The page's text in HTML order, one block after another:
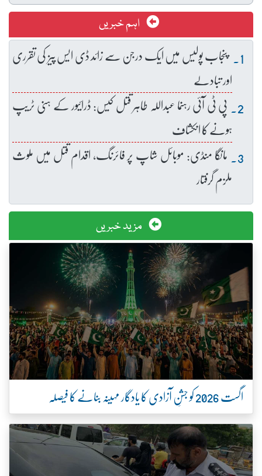
اہم خبریں
پنجاب پولیس میں ایک درجن سے زائد ڈی ایس پیز کی تقرری
اور تبادلے
پی ٹی آئی رہنما عبداللہ طاہر قتل کیس: ڈرائیور کے ہنی ٹریپ
ہونے کا انکشاف
مانگا منڈی: موبائل شاپ پر فائرنگ، اقدام قتل میں ملوث
ملزم گرفتار
مزید خبریں
اگست 2026 کو جشنِ آزادی کا یادگار مہینہ بنانے کا فیصلہ